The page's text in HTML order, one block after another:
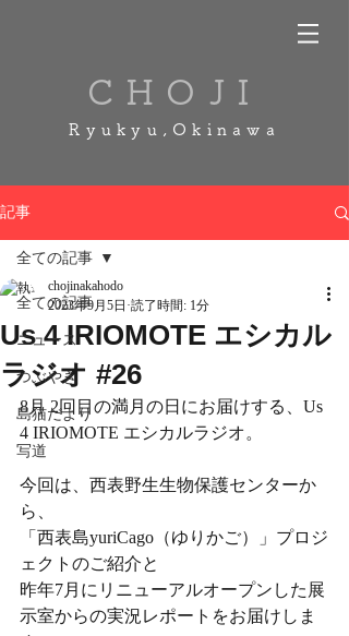
CHOJI
Ryukyu,Okinawa
記事
全ての記事
ニュース
つぶやき
島猫だより
写道
全ての記事
Us 4 IRIOMOTE エシカル
ラジオ #26
chojinakahodo
2023年9月5日 読了時間: 1分
8月 2回目の満月の日にお届けする、Us
4 IRIOMOTE エシカルラジオ。
今回は、西表野生生物保護センターか
ら、
「西表島yuriCago（ゆりかご）」プロジ
ェクトのご紹介と
昨年7月にリニューアルオープンした展
示室からの実況レポートをお届けしま